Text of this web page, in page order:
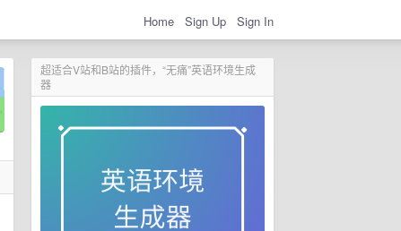
Home Sign Up Sign In
超适合V站和B站的插件，“无痛”英语环境生成
器